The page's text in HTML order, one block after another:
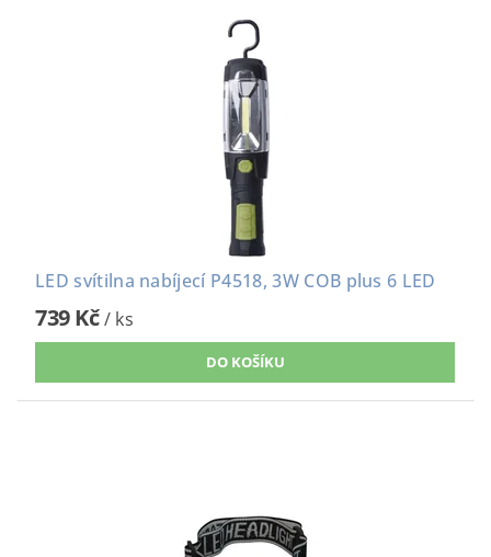
LED svítilna nabíjecí P4518, 3W COB plus 6 LED
739 Kč/ ks